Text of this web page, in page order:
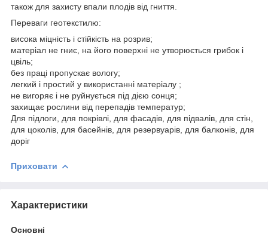
також для захисту впали плодів від гниття.
Переваги геотекстилю:
висока міцність і стійкість на розрив;
матеріал не гниє, на його поверхні не утворюється грибок і
цвіль;
без праці пропускає вологу;
легкий і простий у використанні матеріалу ;
не вигоряє і не руйнується під дією сонця;
захищає рослини від перепадів температур;
Для підлоги, для покрівлі, для фасадів, для підвалів, для стін,
для цоколів, для басейнів, для резервуарів, для балконів, для
доріг
Приховати
Характеристики
Основні